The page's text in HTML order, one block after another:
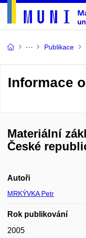
Publikace
Informace
Materiální
České
Autoři
MRKÝVKA Petr
Rok publikování
2005